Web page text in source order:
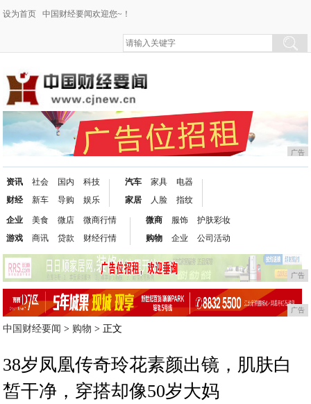
设为首页 中国财经要闻欢迎您~！
广告
资讯
财经
社会
新车
国内
导购
科技
娱乐
汽车
家居
家具
人脸
电器
指纹
企业
游戏
美食
商讯
微店
贷款
微商行情
财经行情
微商
购物
服饰
企业
护肤彩妆
公司活动
广告
广告
中国财经要闻 > 购物 > 正文
38岁凤凰传奇玲花素颜出镜，肌肤白
皙干净，穿搭却像50岁大妈